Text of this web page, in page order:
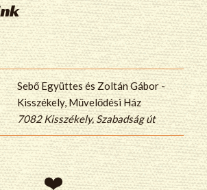
Sebő Együttes és Zoltán Gábor -
Kisszékely, Művelődési Ház
7082 Kisszékely, Szabadság út